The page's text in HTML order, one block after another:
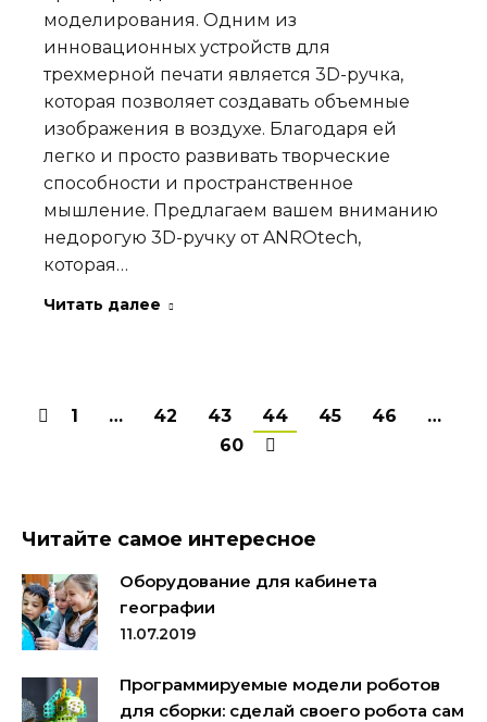
моделирования. Одним из
инновационных устройств для
трехмерной печати является 3D-ручка,
которая позволяет создавать объемные
изображения в воздухе. Благодаря ей
легко и просто развивать творческие
способности и пространственное
мышление. Предлагаем вашем вниманию
недорогую 3D-ручку от ANROtech,
которая…
Читать далее
1 … 42 43 44 45 46
…
60
Читайте самое интересное
Оборудование для кабинета
географии
11.07.2019
Программируемые модели роботов
для сборки: сделай своего робота сам